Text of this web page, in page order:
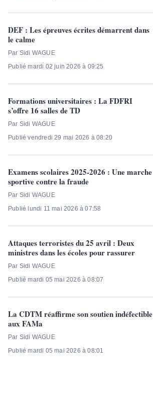
DEF : Les épreuves écrites démarrent dans
le calme
Par Sidi WAGUE
Publié mardi 02 juin 2026 à 09:25
Formations universitaires : La FDFRI
s’offre 16 salles de TD
Par Sidi WAGUE
Publié vendredi 29 mai 2026 à 08:20
Examens scolaires 2025-2026 : Une marche
sportive contre la fraude
Par Sidi WAGUE
Publié lundi 11 mai 2026 à 07:58
Attaques terroristes du 25 avril : Deux
ministres dans les écoles pour rassurer
Par Sidi WAGUE
Publié mardi 05 mai 2026 à 08:07
La CDTM réaffirme son soutien indéfectible
aux FAMa
Par Sidi WAGUE
Publié mardi 05 mai 2026 à 08:01